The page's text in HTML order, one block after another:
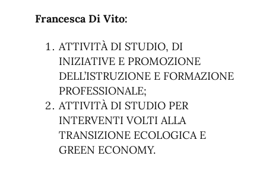
Francesca Di Vito:
ATTIVITÀ DI STUDIO, DI
INIZIATIVE E PROMOZIONE
DELL’ISTRUZIONE E FORMAZIONE
PROFESSIONALE;
ATTIVITÀ DI STUDIO PER
INTERVENTI VOLTI ALLA
TRANSIZIONE ECOLOGICA E
GREEN ECONOMY.